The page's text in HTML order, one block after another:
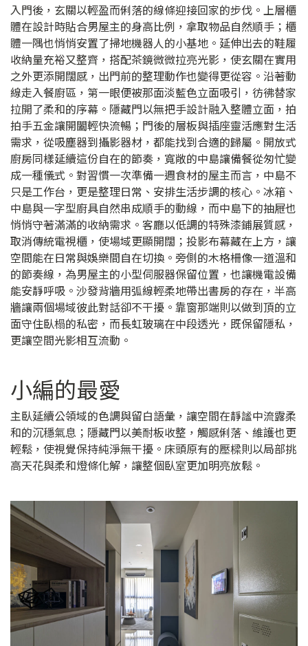
入門後，玄關以輕盈而俐落的線條迎接回家的步伐。上層櫃
體在設計時貼合男屋主的身高比例，拿取物品自然順手；櫃
體一隅也悄悄安置了掃地機器人的小基地。延伸出去的鞋履
收納量充裕又整齊，搭配茶鏡微微拉亮光影，使玄關在實用
之外更添開闊感，出門前的整理動作也變得更從容。沿著動
線走入餐廚區，第一眼便被那面淡藍色立面吸引，彷彿替家
拉開了柔和的序幕。隱藏門以無把手設計融入整體立面，拍
拍手五金讓開闔輕快流暢；門後的層板與插座靈活應對生活
需求，從吸塵器到攝影器材，都能找到合適的歸屬。開放式
廚房同樣延續這份自在的節奏，寬敞的中島讓備餐從匆忙變
成一種儀式。對習慣一次準備一週食材的屋主而言，中島不
只是工作台，更是整理日常、安排生活步調的核心。冰箱、
中島與一字型廚具自然串成順手的動線，而中島下的抽屜也
悄悄守著滿滿的收納需求。客廳以低調的特殊漆鋪展質感，
取消傳統電視櫃，使場域更顯開闊；投影布幕藏在上方，讓
空間能在日常與娛樂間自在切換。旁側的木格柵像一道溫和
的節奏線，為男屋主的小型伺服器保留位置，也讓機電設備
能安靜呼吸。沙發背牆用弧線輕柔地帶出書房的存在，半高
牆讓兩個場域彼此對話卻不干擾。靠窗那端則以做到頂的立
面守住臥榻的私密，而長虹玻璃在中段透光，既保留隱私，
更讓空間光影相互流動。
小編的最愛
主臥延續公領域的色調與留白語彙，讓空間在靜謐中流露柔
和的沉穩氣息；隱藏門以美耐板收整，觸感俐落、維護也更
輕鬆，使視覺保持純淨無干擾。床頭原有的壓樑則以局部挑
高天花與柔和燈條化解，讓整個臥室更加明亮放鬆。